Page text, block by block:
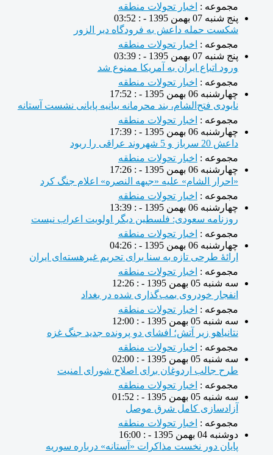
مجموعه :اخبار تحولات منطقه
پنج شنبه 07 بهمن 1395 - : 03:52
شکست حمله داعش به فرودگاه دیر الزور
مجموعه :اخبار تحولات منطقه
پنج شنبه 07 بهمن 1395 - : 03:39
ورود اتباع ایران به آمریکا ممنوع شد
مجموعه :اخبار تحولات منطقه
چهارشنبه 06 بهمن 1395 - : 17:52
نابودی فتح‌الشام، بند محرمانه بیانیه پایانی نشست آستانه
مجموعه :اخبار تحولات منطقه
چهارشنبه 06 بهمن 1395 - : 17:39
داعش 20 سرباز و 5 شهروند عراقی را ربود
مجموعه :اخبار تحولات منطقه
چهارشنبه 06 بهمن 1395 - : 17:26
«احرار الشام» علیه «جبهه النصره» اعلام جنگ کرد
مجموعه :اخبار تحولات منطقه
چهارشنبه 06 بهمن 1395 - : 13:39
روزنامه سعودی: فلسطین دیگر اولویت اعراب نیست
مجموعه :اخبار تحولات منطقه
چهارشنبه 06 بهمن 1395 - : 04:26
ارائۀ طرحی تازه به سنا برای تحریم غیرهسته‌ای ایران
مجموعه :اخبار تحولات منطقه
سه شنبه 05 بهمن 1395 - : 12:26
انفجار خودروی بمب‌گذاری شده در بغداد
مجموعه :اخبار تحولات منطقه
سه شنبه 05 بهمن 1395 - : 12:00
نتانیاهو زیر آتش؛ افشای دو پرونده جدید جنگ غزه
مجموعه :اخبار تحولات منطقه
سه شنبه 05 بهمن 1395 - : 02:00
طرح جالب اردوغان برای اصلاح شورای امنیت
مجموعه :اخبار تحولات منطقه
سه شنبه 05 بهمن 1395 - : 01:52
آزادسازی کامل شرق موصل
مجموعه :اخبار تحولات منطقه
دوشنبه 04 بهمن 1395 - : 16:00
پایان دور نخست مذاکرات «آستانه» درباره سوریه